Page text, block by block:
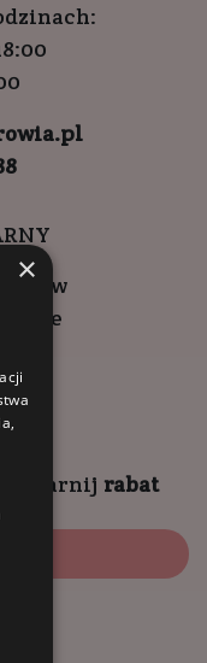
zgarnij rabat
×